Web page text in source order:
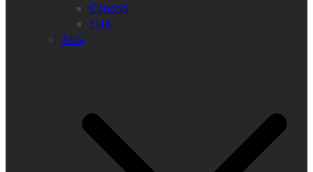
Canadá
EUA
Ásia